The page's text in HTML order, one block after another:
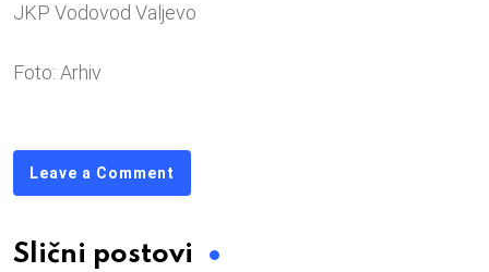
JKP Vodovod Valjevo
Foto: Arhiv
Leave a Comment
Slični postovi